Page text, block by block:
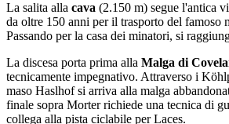
La salita alla cava (2.150 m) segue l'antica
da oltre 150 anni per il trasporto del famoso
Passando per la casa dei minatori, si
La discesa porta prima alla Malga di
tecnicamente impegnativo. Attraverso i
maso Haslhof si arriva alla malga
finale sopra Morter richiede una tecnica di
collega alla pista ciclabile per Laces.